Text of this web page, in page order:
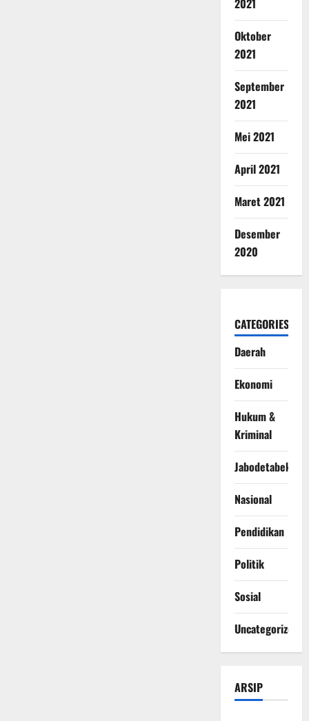
2021
Oktober
2021
September
2021
Mei 2021
April 2021
Maret 2021
Desember
2020
CATEGORIES
Daerah
Ekonomi
Hukum &
Kriminal
Jabodetabek
Nasional
Pendidikan
Politik
Sosial
Uncategorized
ARSIP